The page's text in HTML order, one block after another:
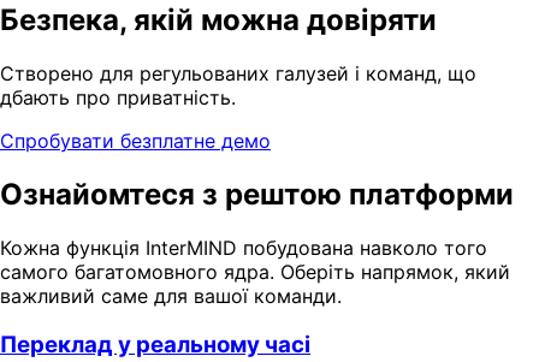
Безпека, якій можна довіряти
Створено для регульованих галузей і команд, що
дбають про приватність.
Спробувати безплатне демо
Ознайомтеся з рештою платформи
Кожна функція InterMIND побудована навколо того
самого багатомовного ядра. Оберіть напрямок, який
важливий саме для вашої команди.
Переклад у реальному часі